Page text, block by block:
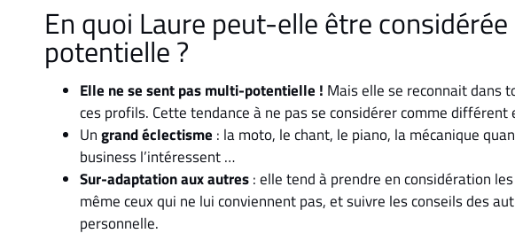
En quoi Laure peut-elle être
potentielle ?
Elle ne se sent pas multi-potentielle ! Mais elle se reconnait dans
ces profils. Cette tendance à ne pas se considérer comme
Ungrand éclectisme : la moto, le chant, le piano, la mécanique
business l’intéressent …
Sur-adaptation aux autres: elle tend à prendre en considération
même ceux qui ne lui conviennent pas, et suivre les conseils des
personnelle.